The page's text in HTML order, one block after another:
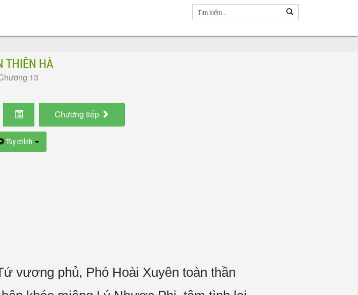
THIÊN HÀ
13
Chương tiếp
Tùy chỉnh
vương phủ, Phó Hoài Xuyên toàn thần